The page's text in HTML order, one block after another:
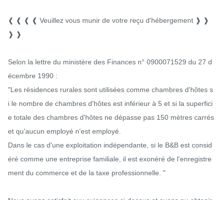
❰ ❰ ❰ ❰ Veuillez vous munir de votre reçu d'hébergement ❱ ❱
❱ ❱
Selon la lettre du ministère des Finances n° 0900071529 du 27 d
écembre 1990 :
"Les résidences rurales sont utilisées comme chambres d'hôtes s
i le nombre de chambres d'hôtes est inférieur à 5 et si la superfici
e totale des chambres d'hôtes ne dépasse pas 150 mètres carrés
et qu'aucun employé n'est employé.
Dans le cas d'une exploitation indépendante, si le B&B est consid
éré comme une entreprise familiale, il est exonéré de l'enregistre
ment du commerce et de la taxe professionnelle. "